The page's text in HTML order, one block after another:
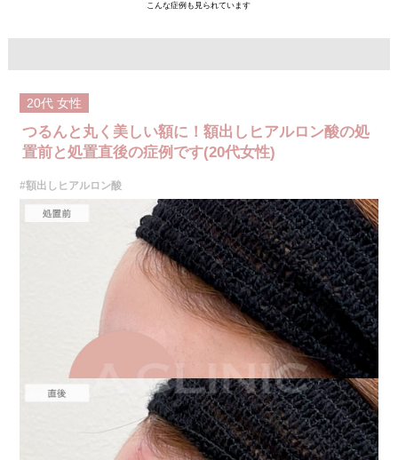
こんな症例も見られています
20代 女性
つるんと丸く美しい額に！額出しヒアルロン酸の処
置前と処置直後の症例です(20代女性)
#額出しヒアルロン酸